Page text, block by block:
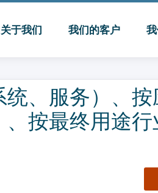
关于我们 我们的客户
、服务）、
按最终用途行